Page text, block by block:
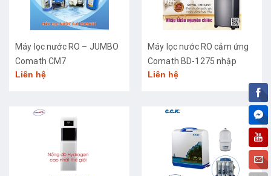
Máy lọc nước RO – JUMBO
Comath CM7
Liên hệ
Máy lọc nước RO cảm ứng
Comath BD-1275 nhập
khẩu cao cấp
Liên hệ